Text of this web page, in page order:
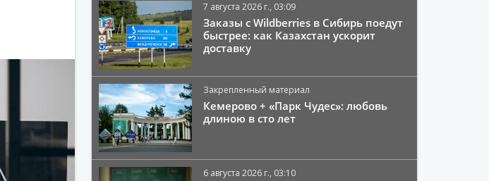
7 августа 2026 г., 03:09
Заказы с Wildberries в Сибирь поедут
быстрее: как Казахстан ускорит
доставку
Закрепленный материал
Кемерово + «Парк Чудес»: любовь
длиною в сто лет
6 августа 2026 г., 03:10